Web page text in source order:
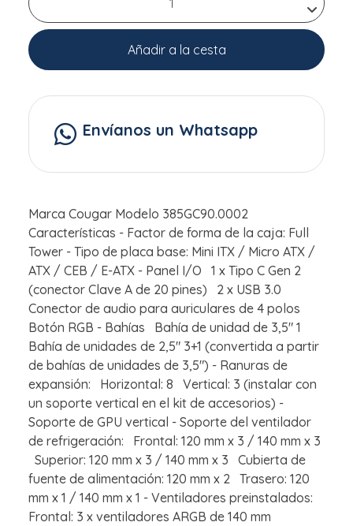
Añadir a la cesta
Envíanos un Whatsapp
Marca Cougar Modelo 385GC90.0002
Características - Factor de forma de la caja: Full
Tower - Tipo de placa base: Mini ITX / Micro ATX /
ATX / CEB / E-ATX - Panel I/O 1 x Tipo C Gen 2
(conector Clave A de 20 pines) 2 x USB 3.0
Conector de audio para auriculares de 4 polos
Botón RGB - Bahías Bahía de unidad de 3,5" 1
Bahía de unidades de 2,5" 3+1 (convertida a partir
de bahías de unidades de 3,5") - Ranuras de
expansión: Horizontal: 8 Vertical: 3 (instalar con
un soporte vertical en el kit de accesorios) -
Soporte de GPU vertical - Soporte del ventilador
de refrigeración: Frontal: 120 mm x 3 / 140 mm x 3
Superior: 120 mm x 3 / 140 mm x 3 Cubierta de
fuente de alimentación: 120 mm x 2 Trasero: 120
mm x 1 / 140 mm x 1 - Ventiladores preinstalados:
Frontal: 3 x ventiladores ARGB de 140 mm